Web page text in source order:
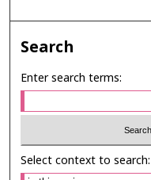
Search
Enter search terms:
Select context to search: